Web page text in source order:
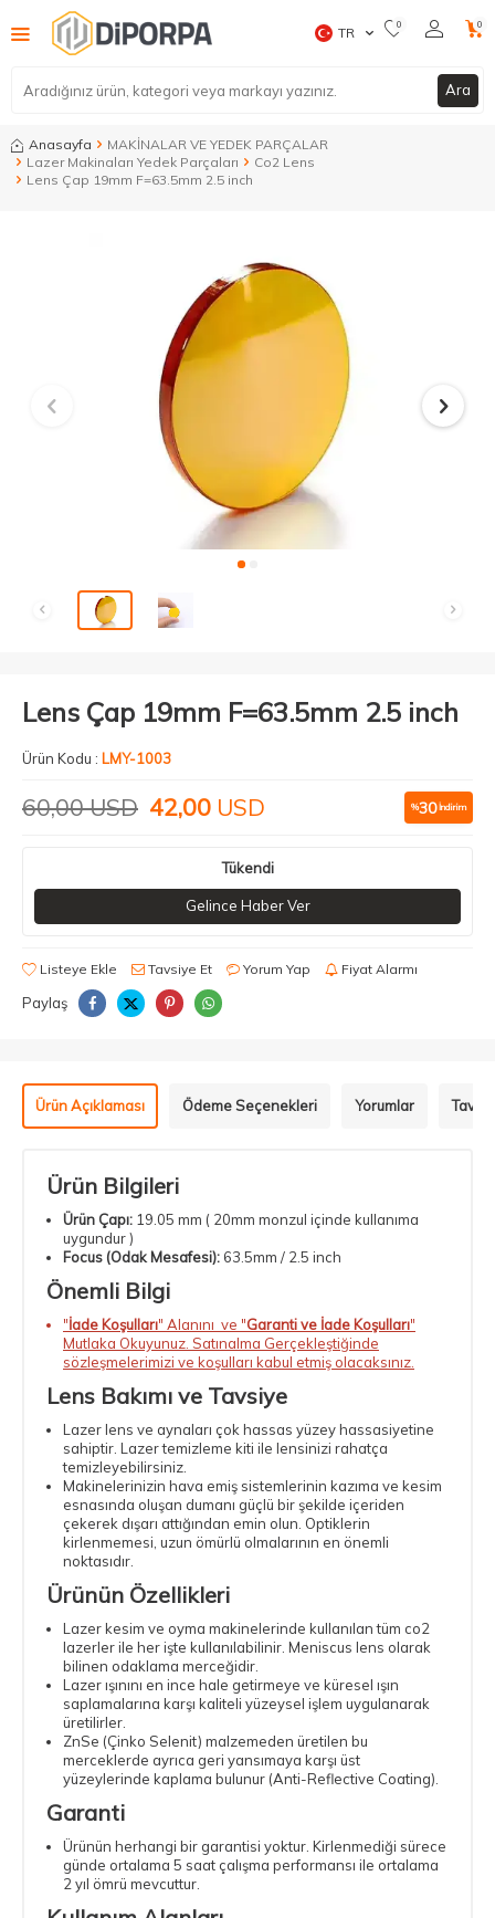
Ara
TR 0 0
Anasayfa
MAKİNALAR VE YEDEK PARÇALAR
Lazer Makinaları Yedek Parçaları
Co2 Lens
Lens Çap 19mm F=63.5mm 2.5 inch
Lens Çap 19mm F=63.5mm 2.5 inch
Ürün Kodu : LMY-1003
60,00USD 42,00 USD %30İndirim
Tükendi
Gelince Haber Ver
Listeye Ekle Tavsiye Et Yorum Yap Fiyat Alarmı
Paylaş
Ürün Açıklaması Ödeme Seçenekleri Yorumlar
Ürün Bilgileri
Ürün Çapı: 19.05 mm ( 20mm monzul içinde kullanıma
uygundur )
Focus (Odak Mesafesi): 63.5mm / 2.5 inch
Önemli Bilgi
"İade Koşulları" Alanını ve "Garanti ve İade Koşulları"
Mutlaka Okuyunuz. Satınalma Gerçekleştiğinde
sözleşmelerimizi ve koşulları kabul etmiş olacaksınız.
Lens Bakımı ve Tavsiye
Lazer lens ve aynaları çok hassas yüzey hassasiyetine
sahiptir. Lazer temizleme kiti ile lensinizi rahatça
temizleyebilirsiniz.
Makinelerinizin hava emiş sistemlerinin kazıma ve kesim
esnasında oluşan dumanı güçlü bir şekilde içeriden
çekerek dışarı attığından emin olun. Optiklerin
kirlenmemesi, uzun ömürlü olmalarının en önemli
noktasıdır.
Ürünün Özellikleri
Lazer kesim ve oyma makinelerinde kullanılan tüm co2
lazerler ile her işte kullanılabilinir. Meniscus lens olarak
bilinen odaklama merceğidir.
Lazer ışınını en ince hale getirmeye ve küresel ışın
saplamalarına karşı kaliteli yüzeysel işlem uygulanarak
üretilirler.
ZnSe (Çinko Selenit) malzemeden üretilen bu
merceklerde ayrıca geri yansımaya karşı üst
yüzeylerinde kaplama bulunur (Anti-Reflective Coating).
Garanti
Ürünün herhangi bir garantisi yoktur. Kirlenmediği sürece
günde ortalama 5 saat çalışma performansı ile ortalama
2 yıl ömrü mevcuttur.